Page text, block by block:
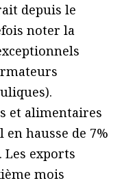
depuis le
noter la
et alimentaires
hausse de 7%
Les exports
mois